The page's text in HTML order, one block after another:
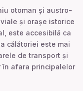
otoman și austro-
și orașe istorice
este accesibilă ca
călătoriei este mai
de transport și
în afara principalelor